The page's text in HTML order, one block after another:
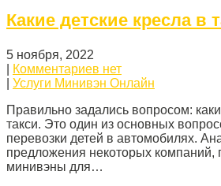
Какие детские кресла в
5 ноября, 2022
Комментариев нет
Услуги Минивэн Онлайн
Правильно задались вопросом:
такси. Это один из основных
перевозки детей в автомобилях.
предложения некоторых компаний,
минивэны для…